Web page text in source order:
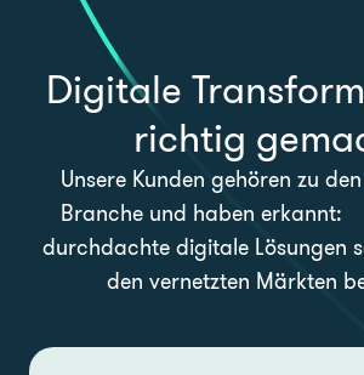
Digitale
richtig
Unsere Kunden gehören zu
Branche und haben erkannt:
durchdachte digitale Lösungen
den vernetzten Märkten